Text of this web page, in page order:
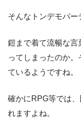
そんなトンデモパー
鎧まで着て流暢な言
ってしまったのか
ているようですね。
確かにRPG等では
れますよね。